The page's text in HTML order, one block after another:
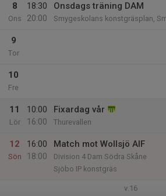
8
Ons
18:30
20:00
Onsdags träning DAM
Smygeskolans konstgräsplan,
9
Tor
10
Fre
11
Lör
10:00
16:00
Fixardag vår
Thurevallen
12
Sön
16:00
18:00
Match mot Wollsjö AIF
Division 4 Dam Södra Skåne
Sjöbo IP konstgräs
v.16